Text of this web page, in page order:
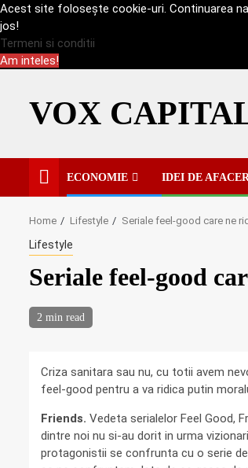
Acest site folosește cookie-uri. Continuarea
jos!
Termeni si conditii
Am inteles!
contentVOX
ECONOMIE IDEI DE
Home Lifestyle Seriale feel-good care ne
Lifestyle
Seriale feel-good
2 min read
Criza sanitara sau nu, cu totii avem
feel-good pentru a va ridica putin
Friends. Vedeta serialelor Feel Good,
dintre noi nu si-au dorit in urma
protagonistii se confrunta cu o serie